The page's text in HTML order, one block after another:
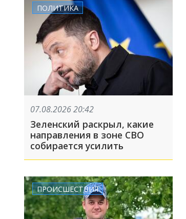
ПОЛИТИКА
07.08.2026 20:42
Зеленский раскрыл, какие
направления в зоне СВО
собирается усилить
ПРОИСШЕСТВИЯ